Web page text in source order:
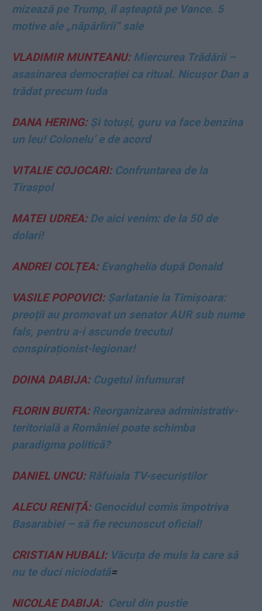
mizează pe Trump, îl așteaptă pe Vance. 5
motive ale „năpârlirii” sale
VLADIMIR MUNTEANU:Miercurea Trădării –
asasinarea democrației ca ritual. Nicușor Dan a
trădat precum Iuda
DANA HERING:Și totuși, guru va face benzina
un leu! Colonelu’ e de acord
VITALIE COJOCARI:Confruntarea de la
Tiraspol
MATEI UDREA:De aici venim: de la 50 de
dolari!
ANDREI COLȚEA:Evanghelia după Donald
VASILE POPOVICI:Șarlatanie la Timișoara:
preoții au promovat un senator AUR sub nume
fals, pentru a-i ascunde trecutul
conspiraționist-legionar!
DOINA DABIJA:Cugetul înfumurat
FLORIN BURTA:Reorganizarea administrativ-
teritorială a României poate schimba
paradigma politică?
DANIEL UNCU:Răfuiala TV-securiștilor
ALECU RENIȚĂ:Genocidul comis împotriva
Basarabiei – să fie recunoscut oficial!
CRISTIAN HUBALI:Văcuța de muls la care să
nu te duci niciodată=
NICOLAE DABIJA:Cerul din pustie